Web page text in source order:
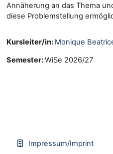
Annäherung an das Thema
diese Problemstellung
Kursleiter/in: Monique
Semester:WiSe 2026/27
Impressum/Imprint